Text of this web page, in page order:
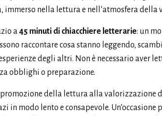
immerso nella lettura e nell’atmosfera della
a45 minuti di chiacchiere letterarie: un
raccontare cosa stanno leggendo,
degli altri. Non è necessario aver
obblighi o preparazione.
promozione della lettura alla
modo lento e consapevole. Un’occasione